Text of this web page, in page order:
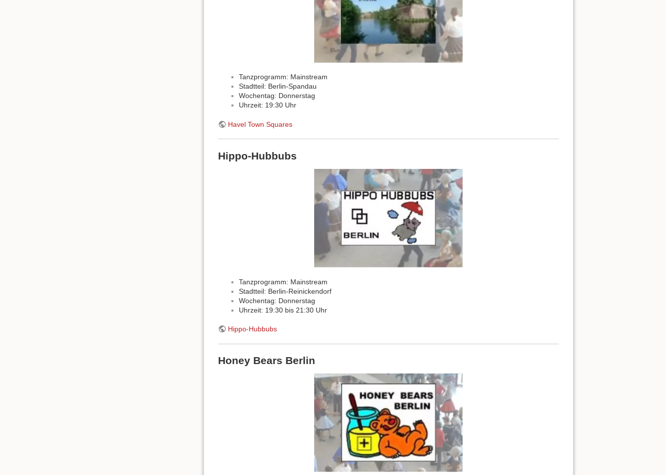
Tanzprogramm: Mainstream
Stadtteil: Berlin-Spandau
Wochentag: Donnerstag
Uhrzeit: 19:30 Uhr
Havel Town Squares
Hippo-Hubbubs
Tanzprogramm: Mainstream
Stadtteil: Berlin-Reinickendorf
Wochentag: Donnerstag
Uhrzeit: 19:30 bis 21:30 Uhr
Hippo-Hubbubs
Honey Bears Berlin